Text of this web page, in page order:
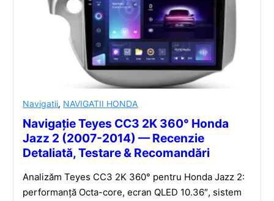
Navigatii, NAVIGATII HONDA
Navigație Teyes CC3 2K 360° Honda
Jazz 2 (2007-2014) — Recenzie
Detaliată, Testare & Recomandări
Analizăm Teyes CC3 2K 360° pentru Honda Jazz 2:
performanță Octa-core, ecran QLED 10.36″, sistem